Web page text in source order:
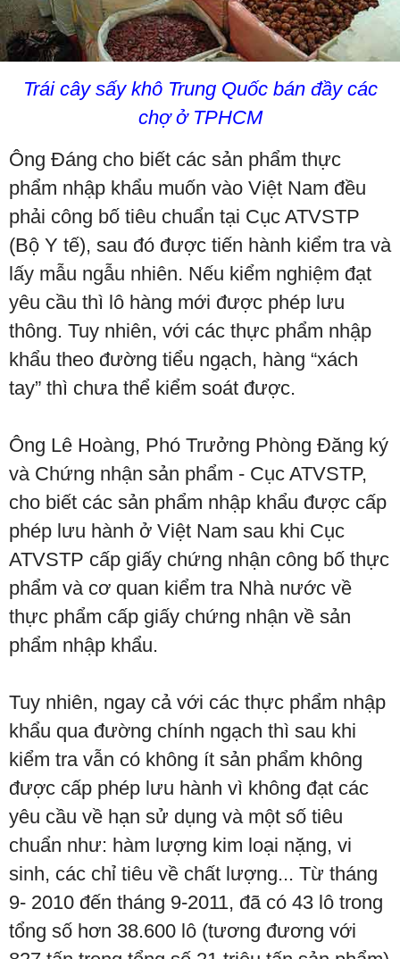
Trái cây sấy khô Trung Quốc bán đầy các
chợ ở TPHCM
Ông Đáng cho biết các sản phẩm thực
phẩm nhập khẩu muốn vào Việt Nam đều
phải công bố tiêu chuẩn tại Cục ATVSTP
(Bộ Y tế), sau đó được tiến hành kiểm tra và
lấy mẫu ngẫu nhiên. Nếu kiểm nghiệm đạt
yêu cầu thì lô hàng mới được phép lưu
thông. Tuy nhiên, với các thực phẩm nhập
khẩu theo đường tiểu ngạch, hàng “xách
tay” thì chưa thể kiểm soát được.
Ông Lê Hoàng, Phó Trưởng Phòng Đăng ký
và Chứng nhận sản phẩm - Cục ATVSTP,
cho biết các sản phẩm nhập khẩu được cấp
phép lưu hành ở Việt Nam sau khi Cục
ATVSTP cấp giấy chứng nhận công bố thực
phẩm và cơ quan kiểm tra Nhà nước về
thực phẩm cấp giấy chứng nhận về sản
phẩm nhập khẩu.
Tuy nhiên, ngay cả với các thực phẩm nhập
khẩu qua đường chính ngạch thì sau khi
kiểm tra vẫn có không ít sản phẩm không
được cấp phép lưu hành vì không đạt các
yêu cầu về hạn sử dụng và một số tiêu
chuẩn như: hàm lượng kim loại nặng, vi
sinh, các chỉ tiêu về chất lượng... Từ tháng
9- 2010 đến tháng 9-2011, đã có 43 lô trong
tổng số hơn 38.600 lô (tương đương với